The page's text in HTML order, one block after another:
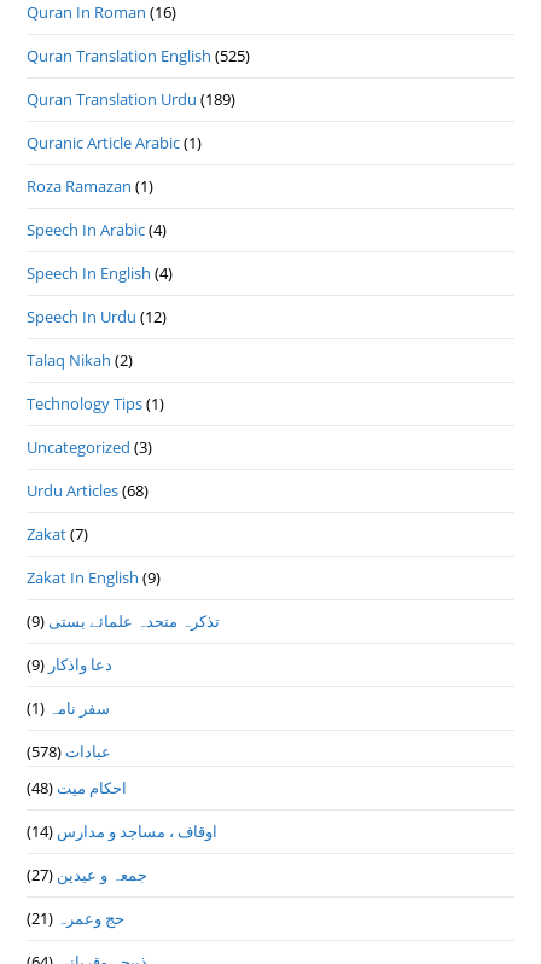
Quran In Roman (16)
Quran Translation English (525)
Quran Translation Urdu (189)
Quranic Article Arabic(1)
Roza Ramazan (1)
Speech In Arabic(4)
Speech In English (4)
Speech In Urdu (12)
Talaq Nikah (2)
Technology Tips(1)
Uncategorized (3)
Urdu Articles(68)
Zakat(7)
Zakat In English (9)
تذكرہ متحدہ علمائے بستى(9)
دعا واذكار (9)
سفر نامہ (1)
عبادات(578)
احکام میت(48)
اوقاف ، مساجد و مدارس (14)
جمعہ و عیدین (27)
حج وعمرہ (21)